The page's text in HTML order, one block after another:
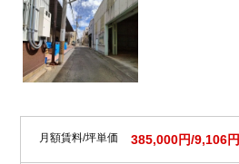
月額賃料/坪単価 385,000円/9,106円